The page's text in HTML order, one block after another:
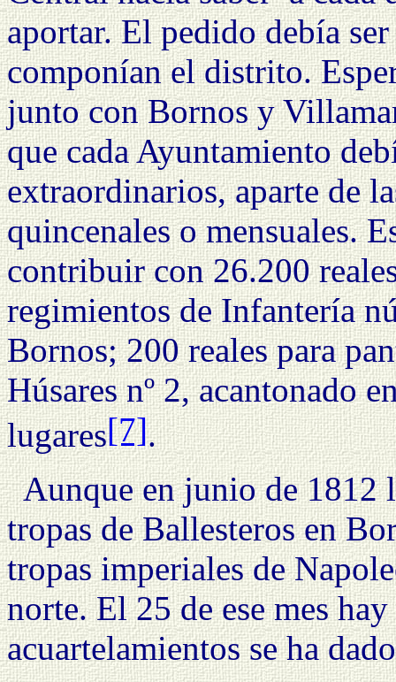
aportar. El pedido debía
componían el distrito.
junto con Bornos y
que cada Ayuntamiento
extraordinarios, aparte de
quincenales o mensuales.
contribuir con 26.200
regimientos de Infantería
Bornos; 200 reales para
Húsares nº 2, acantonado
lugares[7].
Aunque en junio de 1812
tropas de Ballesteros en
tropas imperiales de
norte. El 25 de ese mes
acuartelamientos se ha